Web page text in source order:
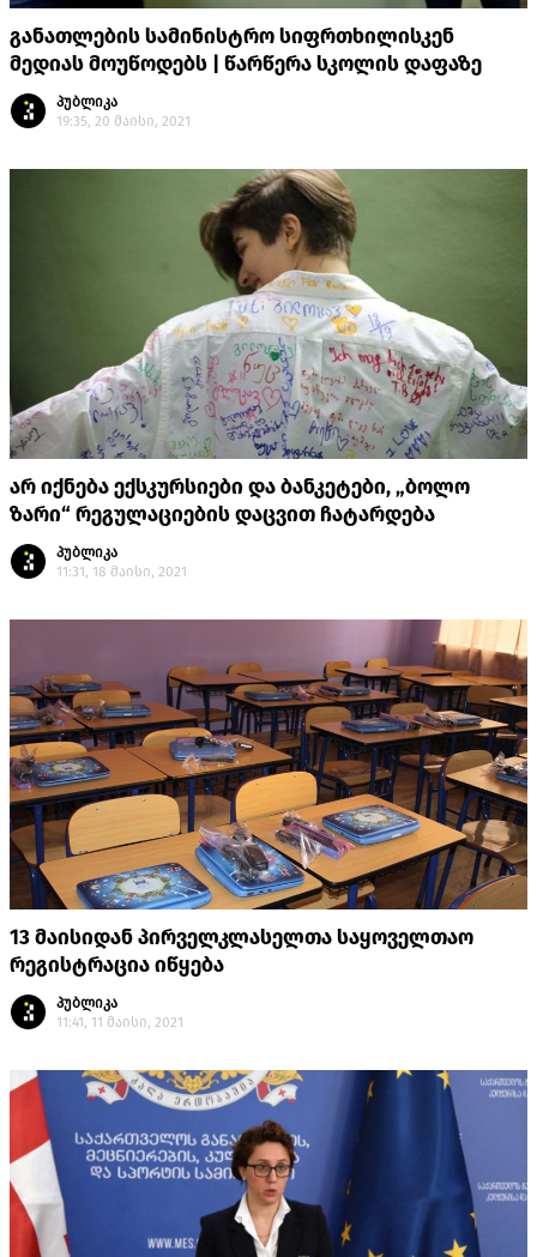
განათლების სამინისტრო სიფრთხილისკენ
მედიას მოუწოდებს | წარწერა სკოლის დაფაზე
პუბლიკა
19:35, 20 მაისი, 2021
არ იქნება ექსკურსიები და ბანკეტები, „ბოლო
ზარი“ რეგულაციების დაცვით ჩატარდება
პუბლიკა
11:31, 18 მაისი, 2021
13 მაისიდან პირველკლასელთა საყოველთაო
რეგისტრაცია იწყება
პუბლიკა
11:41, 11 მაისი, 2021